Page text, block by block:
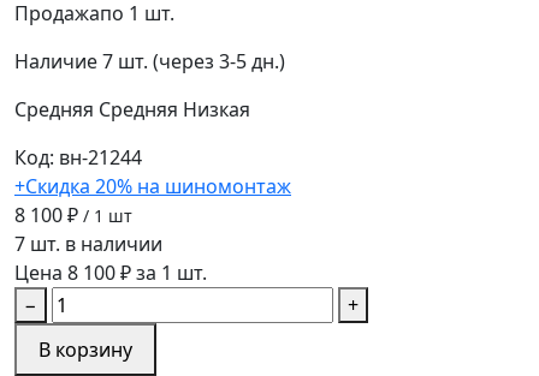
Продажапо 1 шт.
Наличие7 шт. (через 3-5 дн.)
Средняя Средняя Низкая
Код: вн-21244
+Скидка 20% на шиномонтаж
8 100 ₽ / 1 шт
7 шт. в наличии
Цена 8 100 ₽ за 1 шт.
−
+
В корзину